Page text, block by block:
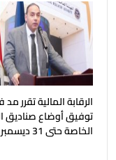
الرقابة المالية تقرر مد
توفيق أوضاع صناديق
الخاصة حتى 31 ديسمبر المقبل